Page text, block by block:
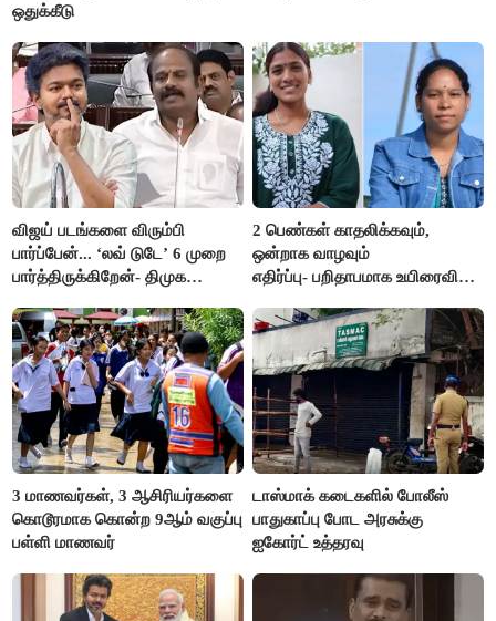
ஒதுக்கீடு
விஜய் படங்களை விரும்பி
பார்ப்பேன்... ‘லவ் டுடே’ 6 முறை
பார்த்திருக்கிறேன்- திமுக
2 பெண்கள் காதலிக்கவும்,
ஒன்றாக வாழவும்
எதிர்ப்பு- பறிதாபமாக உயிரைவிட்ட
3 மாணவர்கள், 3 ஆசிரியர்களை
கொடூரமாக கொன்ற 9ஆம் வகுப்பு
பள்ளி மாணவர்
டாஸ்மாக் கடைகளில் போலீஸ்
பாதுகாப்பு போட அரசுக்கு
ஐகோர்ட் உத்தரவு